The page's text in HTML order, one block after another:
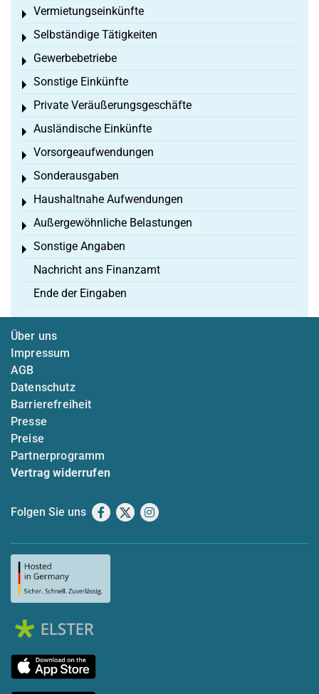
Vermietungseinkünfte
Toggle menu
Selbständige Tätigkeiten
Toggle menu
Gewerbebetriebe
Toggle menu
Sonstige Einkünfte
Toggle menu
Private Veräußerungsgeschäfte
Toggle menu
Ausländische Einkünfte
Toggle menu
Vorsorgeaufwendungen
Toggle menu
Sonderausgaben
Toggle menu
Haushaltnahe Aufwendungen
Toggle menu
Außergewöhnliche Belastungen
Toggle menu
Sonstige Angaben
Toggle menu
Nachricht ans Finanzamt
Ende der Eingaben
Über uns
Impressum
AGB
Datenschutz
Barrierefreiheit
Presse
Preise
Partnerprogramm
Vertrag widerrufen
Folgen Sie uns Facebook
X Instagram